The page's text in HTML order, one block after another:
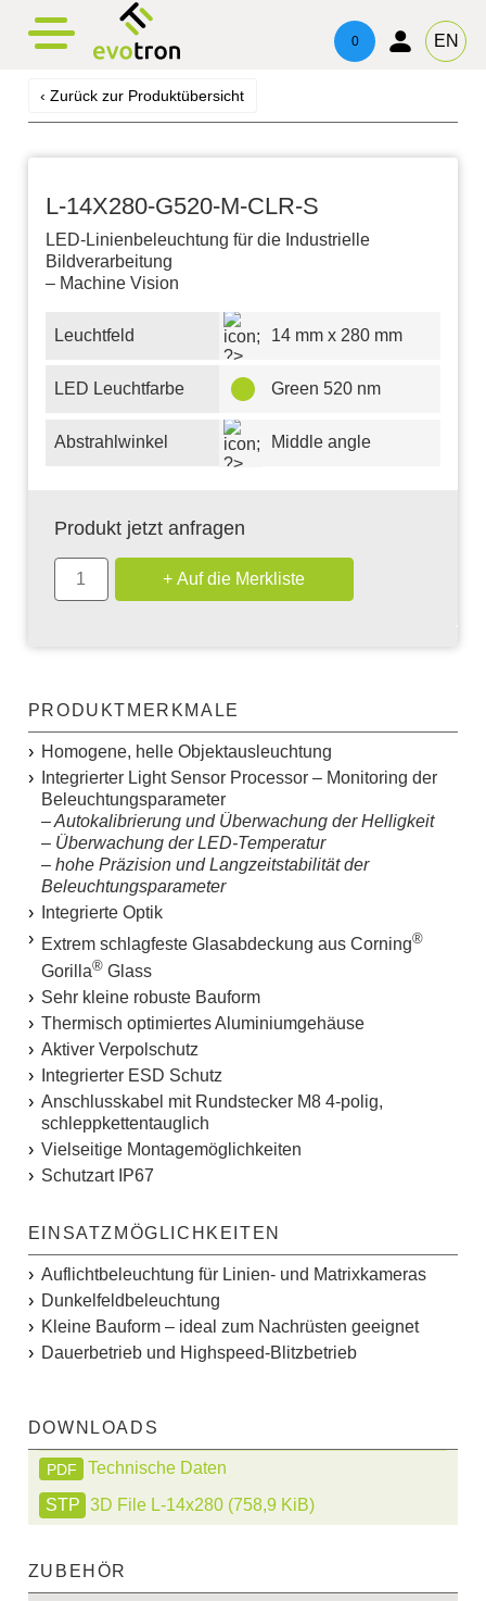
0 EN
‹ Zurück zur Produktübersicht
L-14X280-G520-M-CLR-S
LED-Linienbeleuchtung für die Industrielle
Bildverarbeitung
– Machine Vision
Leuchtfeld 14 mm x 280 mm
LED Leuchtfarbe Green 520 nm
Abstrahlwinkel Middle angle
Produkt jetzt anfragen
PRODUKTMERKMALE
Homogene, helle Objektausleuchtung
Integrierter Light Sensor Processor – Monitoring der
Beleuchtungsparameter
– Autokalibrierung und Überwachung der Helligkeit
– Überwachung der LED-Temperatur
– hohe Präzision und Langzeitstabilität der
Beleuchtungsparameter
Integrierte Optik
Extrem schlagfeste Glasabdeckung aus Corning®
Gorilla®Glass
Sehr kleine robuste Bauform
Thermisch optimiertes Aluminiumgehäuse
Aktiver Verpolschutz
Integrierter ESD Schutz
Anschlusskabel mit Rundstecker M8 4-polig,
schleppkettentauglich
Vielseitige Montagemöglichkeiten
Schutzart IP67
EINSATZMÖGLICHKEITEN
Auflichtbeleuchtung für Linien- und Matrixkameras
Dunkelfeldbeleuchtung
Kleine Bauform – ideal zum Nachrüsten geeignet
Dauerbetrieb und Highspeed-Blitzbetrieb
DOWNLOADS
PDF
Technische Daten
3D File L-14x280 (758,9 KiB)
ZUBEHÖR